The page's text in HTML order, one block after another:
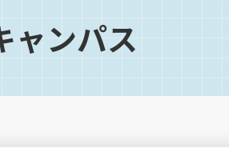
ャンパス